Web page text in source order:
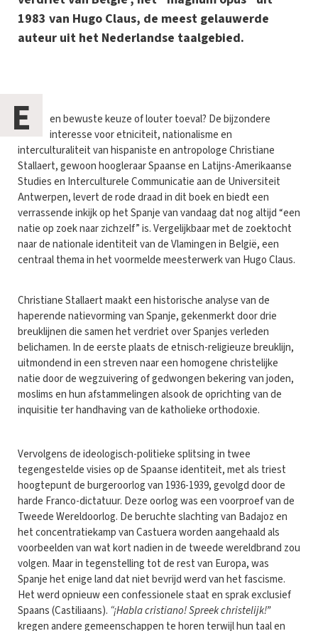
1983 van Hugo Claus, de meest gelauwerde
auteur uit het Nederlandse taalgebied.
E
en bewuste keuze of louter toeval? De bijzondere
interesse voor etniciteit, nationalisme en
interculturaliteit van hispaniste en antropologe Christiane
Stallaert, gewoon hoogleraar Spaanse en Latijns-Amerikaanse
Studies en Interculturele Communicatie aan de Universiteit
Antwerpen, levert de rode draad in dit boek en biedt een
verrassende inkijk op het Spanje van vandaag dat nog altijd “een
natie op zoek naar zichzelf” is. Vergelijkbaar met de zoektocht
naar de nationale identiteit van de Vlamingen in België, een
centraal thema in het voormelde meesterwerk van Hugo Claus.
Christiane Stallaert maakt een historische analyse van de
haperende natievorming van Spanje, gekenmerkt door drie
breuklijnen die samen het verdriet over Spanjes verleden
belichamen. In de eerste plaats de etnisch-religieuze breuklijn,
uitmondend in een streven naar een homogene christelijke
natie door de wegzuivering of gedwongen bekering van joden,
moslims en hun afstammelingen alsook de oprichting van de
inquisitie ter handhaving van de katholieke orthodoxie.
Vervolgens de ideologisch-politieke splitsing in twee
tegengestelde visies op de Spaanse identiteit, met als triest
hoogtepunt de burgeroorlog van 1936-1939, gevolgd door de
harde Franco-dictatuur. Deze oorlog was een voorproef van de
Tweede Wereldoorlog. De beruchte slachting van Badajoz en
het concentratiekamp van Castuera worden aangehaald als
voorbeelden van wat kort nadien in de tweede wereldbrand zou
volgen. Maar in tegenstelling tot de rest van Europa, was
Spanje het enige land dat niet bevrijd werd van het fascisme.
Het werd opnieuw een confessionele staat en sprak exclusief
Spaans (Castiliaans). “¡Habla cristiano! Spreek christelijk!”
kregen andere gemeenschappen te horen terwijl hun taal en